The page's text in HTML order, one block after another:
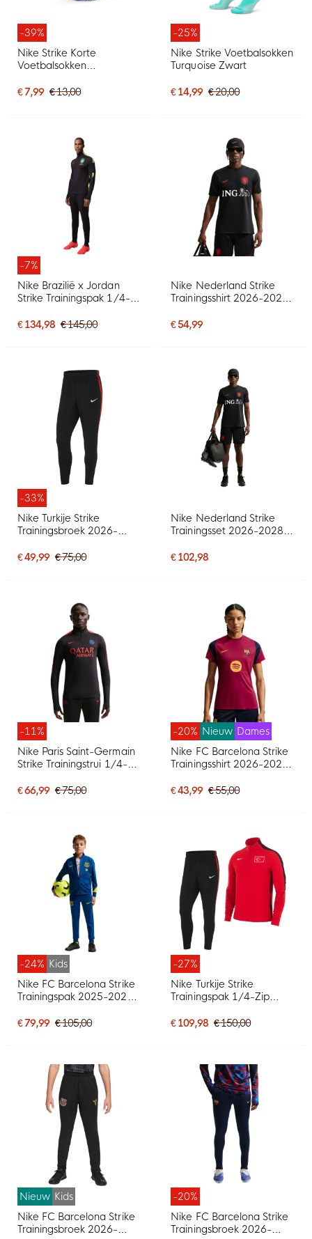
-39%
Nike Strike Korte
Voetbalsokken
€ 7,99 € 13,00
-25%
Nike Strike Voetbalsokken
Turquoise Zwart
€ 14,99 € 20,00
-7%
Nike Brazilië x Jordan
Strike Trainingspak 1/4-
Geel Mintgroen
€ 134,98 € 145,00
Nike Nederland Strike
Trainingsshirt 2026-2028
€ 54,99
-33%
Nike Turkije Strike
Trainingsbroek 2026-
€ 49,99 € 75,00
Nike Nederland Strike
Trainingsset 2026-2028
€ 102,98
-11%
Nike Paris Saint-Germain
Strike Trainingstrui 1/4-
Felrood Donkerblauw
€ 66,99 € 75,00
-20% Nieuw Dames
Nike FC Barcelona Strike
Trainingsshirt 2026-2027
Donkerblauw Geel
€ 43,99 € 55,00
-24% Kids
Nike FC Barcelona Strike
Trainingspak 2025-2026
€ 79,99 € 105,00
-27%
Nike Turkije Strike
Trainingspak 1/4-Zip
Wit
€ 109,98 € 150,00
Nieuw Kids
Nike FC Barcelona Strike
Trainingsbroek 2026-
-20%
Nike FC Barcelona Strike
Trainingsbroek 2026-